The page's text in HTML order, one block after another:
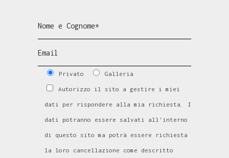
Privato Galleria
Autorizzo il sito a gestire i miei
dati per rispondere alla mia richiesta. I
dati potranno essere salvati all'interno
di questo sito ma potrà essere richiesta
la loro cancellazione come descritto